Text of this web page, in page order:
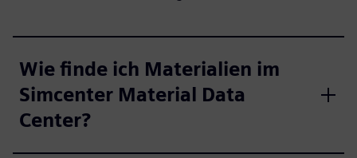
Wie finde ich Materialien im
Simcenter Material Data
Center?